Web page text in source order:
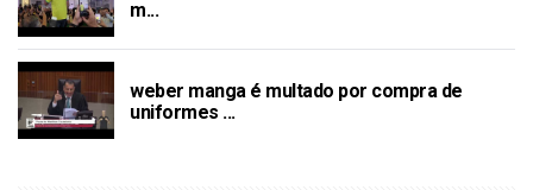
m...
weber manga é multado por compra de
uniformes ...